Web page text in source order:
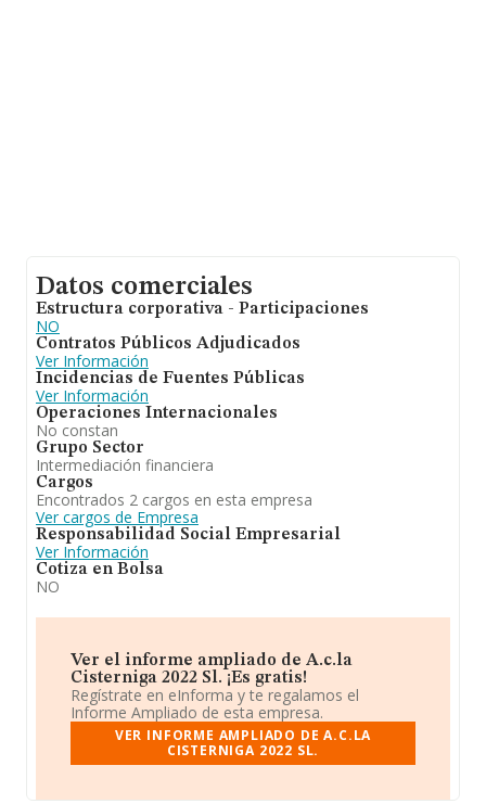
Datos comerciales
Estructura corporativa - Participaciones
NO
Contratos Públicos Adjudicados
Ver Información
Incidencias de Fuentes Públicas
Ver Información
Operaciones Internacionales
No constan
Grupo Sector
Intermediación financiera
Cargos
Encontrados 2 cargos en esta empresa
Ver cargos de Empresa
Responsabilidad Social Empresarial
Ver Información
Cotiza en Bolsa
NO
Ver el informe ampliado de A.c.la
Cisterniga 2022 Sl. ¡Es gratis!
Regístrate en eInforma y te regalamos el
Informe Ampliado de esta empresa.
VER INFORME AMPLIADO DE A.C.LA
CISTERNIGA 2022 SL.